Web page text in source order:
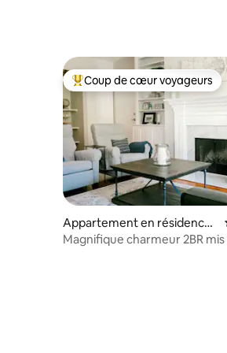
Coups de cœur voyageurs les
Coup de cœur voyageurs
Appartement en résidence ⋅
St. Louis
Magnifique charmeur 2BR mis